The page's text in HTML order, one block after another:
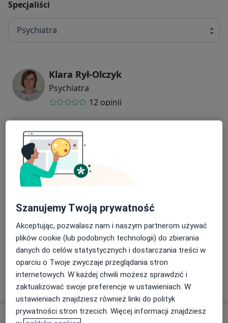
Specjaliści
Psychiatra
Klara Rył-Olczyk
Psychiatra
12 opinii
lek. Katarzyna Ciszewska-Czarnecka
Psychiatra
Psychiatra
lek. Marek Wojciechowski
Psychiatra
17 opinii
Adres
Szanujemy Twoją prywatność
Akceptując, pozwalasz nam i naszym partnerom używać
plików cookie (lub podobnych technologii) do zbierania
danych do celów statystycznych i dostarczania treści w
oparciu o Twoje zwyczaje przeglądania stron
internetowych. W każdej chwili możesz sprawdzić i
zaktualizować swoje preferencje w ustawieniach. W
ustawieniach znajdziesz również linki do polityk
prywatności stron trzecich. Więcej informacji znajdziesz